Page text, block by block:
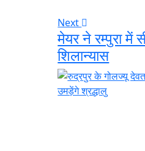
Next
मेयर ने रम्पुरा में
शिलान्यास